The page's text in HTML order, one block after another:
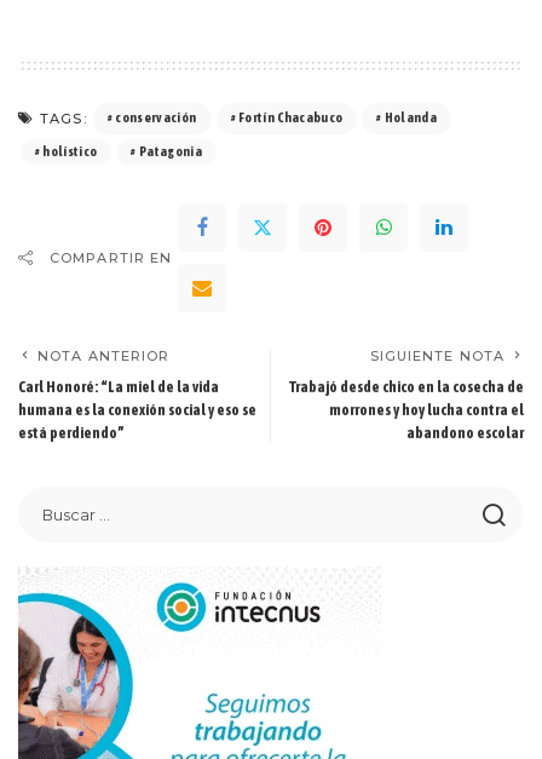
TAGS: conservación Fortín Chacabuco Holanda
holístico Patagonia
COMPARTIR EN
NOTA ANTERIOR
Carl Honoré: “La miel de la vida
humana es la conexión social y eso se
está perdiendo”
SIGUIENTE NOTA
Trabajó desde chico en la cosecha de
morrones y hoy lucha contra el
abandono escolar